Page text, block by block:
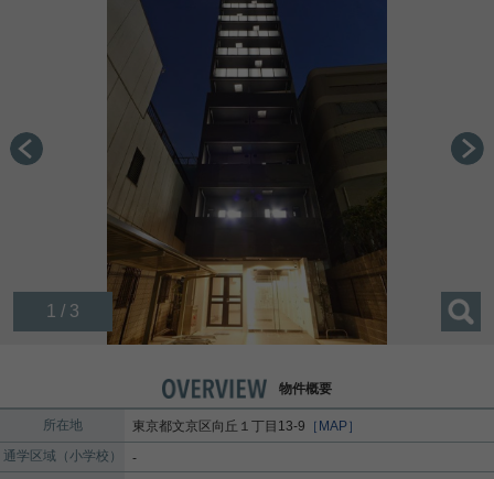
1 / 3
物件概要
所在地 東京都文京区向丘 １丁目13-9 ［MAP］
通学区域（小学校）
-